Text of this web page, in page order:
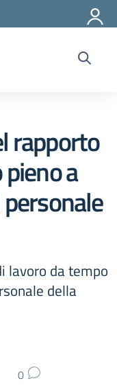
rapporto
a
lavoro da tempo
della
0